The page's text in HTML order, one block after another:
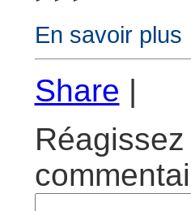
En savoir plus
Share |